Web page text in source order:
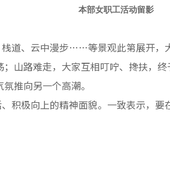
本部女职工活动留影
道、云中漫步……等景观此第展开，
；山路难走，大家互相叮咛、搀扶
推向另一个高潮。
积极向上的精神面貌。一致表示，